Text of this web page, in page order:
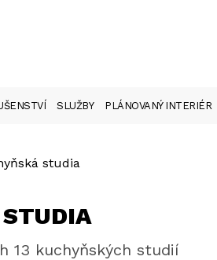
SLUŽBY PLÁNOVANÝ INTERIÉR
studia
13 kuchyňských studií